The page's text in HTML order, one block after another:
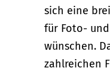
sich eine
für Foto-
wünschen.
zahlreichen